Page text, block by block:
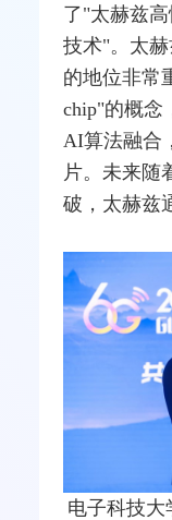
了"太赫兹
技术"。太
的地位非常
chip"的概念
AI算法融合
片。未来随
破，太赫兹
电子科技大